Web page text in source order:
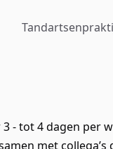
- tot 4 dagen per
met